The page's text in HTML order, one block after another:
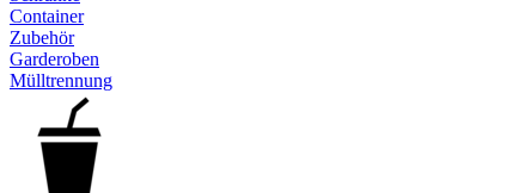
Container
Zubehör
Garderoben
Mülltrennung